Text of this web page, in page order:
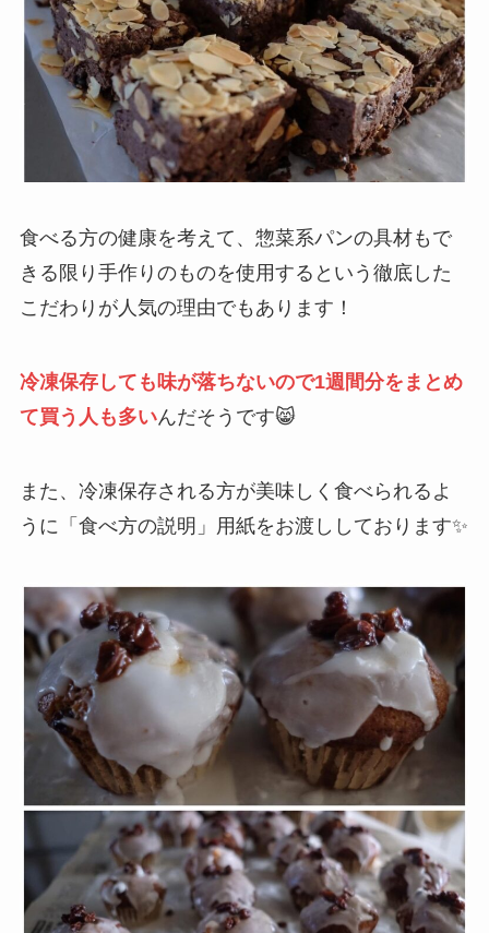
食べる方の健康を考えて、惣菜系パンの具材もで
きる限り手作りのものを使用するという徹底した
こだわりが人気の理由でもあります！
冷凍保存しても味が落ちないので1週間分をまとめ
て買う人も多いんだそうです😸
また、冷凍保存される方が美味しく食べられるよ
うに「食べ方の説明」用紙をお渡ししております✨